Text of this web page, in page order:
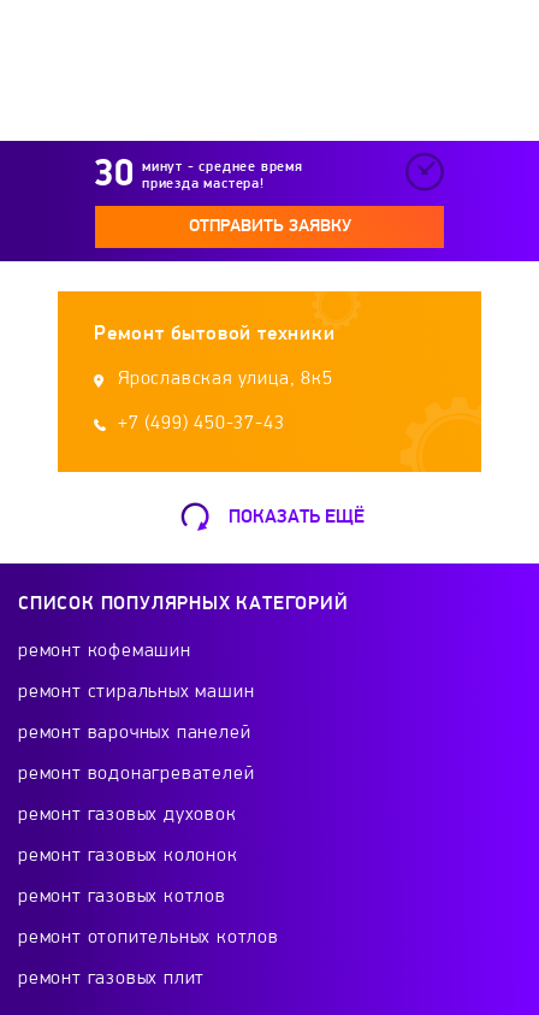
минут - среднее время
приезда мастера!
ОТПРАВИТЬ ЗАЯВКУ
Ремонт бытовой техники
Ярославская улица, 8к5
+7 (499) 450-37-43
Ремонт телевизоров
Красного Маяка 16
Ремонт холодильников
ПОКАЗАТЬ ЕЩЁ
СПИСОК ПОПУЛЯРНЫХ КАТЕГОРИЙ
ремонт кофемашин
ремонт стиральных машин
ремонт варочных панелей
ремонт водонагревателей
ремонт газовых духовок
ремонт газовых колонок
ремонт газовых котлов
ремонт отопительных котлов
ремонт газовых плит